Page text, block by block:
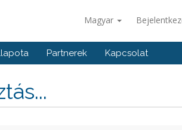
Magyar
Partnerek Kapcsolat